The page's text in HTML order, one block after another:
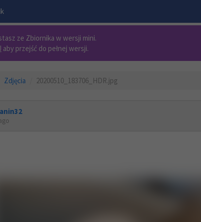
ze Zbiornika w wersji mini.
aby przejść do pełnej wersji.
Zdjęcia 20200510_183706_HDR.jpg